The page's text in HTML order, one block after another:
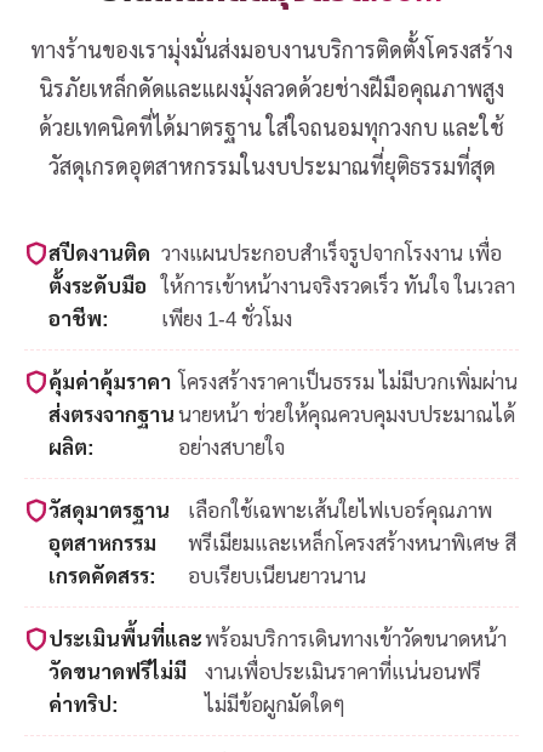
ทางร้านของเรามุ่งมั่นส่งมอบงานบริการติดตั้งโครงสร้าง
นิรภัยเหล็กดัดและแผงมุ้งลวดด้วยช่างฝีมือคุณภาพสูง
ด้วยเทคนิคที่ได้มาตรฐาน ใส่ใจถนอมทุกวงกบ และใช้
วัสดุเกรดอุตสาหกรรมในงบประมาณที่ยุติธรรมที่สุด
สปีดงานติด
ตั้งระดับมือ
อาชีพ:
วางแผนประกอบสำเร็จรูปจากโรงงาน เพื่อ
ให้การเข้าหน้างานจริงรวดเร็ว ทันใจ ในเวลา
เพียง 1-4 ชั่วโมง
คุ้มค่าคุ้มราคา
ส่งตรงจากฐาน
ผลิต:
โครงสร้างราคาเป็นธรรม ไม่มีบวกเพิ่มผ่าน
นายหน้า ช่วยให้คุณควบคุมงบประมาณได้
อย่างสบายใจ
วัสดุมาตรฐาน
อุตสาหกรรม
เกรดคัดสรร:
เลือกใช้เฉพาะเส้นใยไฟเบอร์คุณภาพ
พรีเมียมและเหล็กโครงสร้างหนาพิเศษ สี
อบเรียบเนียนยาวนาน
ประเมินพื้นที่และ
วัดขนาดฟรีไม่มี
ค่าทริป:
พร้อมบริการเดินทางเข้าวัดขนาดหน้า
งานเพื่อประเมินราคาที่แน่นอนฟรี
ไม่มีข้อผูกมัดใดๆ